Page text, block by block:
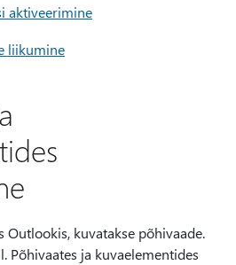
aktiveerimine
liikumine
Outlookis, kuvatakse põhivaade.
Põhivaates ja kuvaelementides